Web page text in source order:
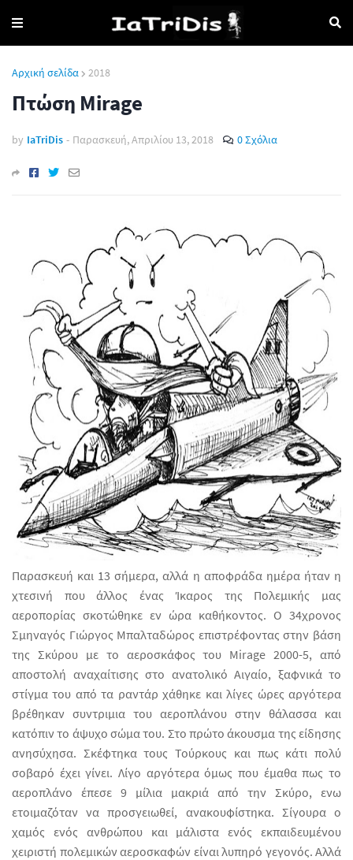
Αρχική σελίδα 2018
Πτώση Mirage
by IaTriDis - Παρασκευή, Απριλίου 13, 2018 0 Σχόλια
Παρασκευή και 13 σήμερα, αλλά η αποφράδα ημέρα ήταν η
χτεσινή που άλλος ένας Ίκαρος της Πολεμικής μας
αεροπορίας σκοτώθηκε εν ώρα καθήκοντος. Ο 34χρονος
Σμηναγός Γιώργος Μπαλταδώρος επιστρέφοντας στην βάση
της Σκύρου με το αεροσκάφος του Mirage 2000-5, από
αποστολή αναχαίτισης στο ανατολικό Αιγαίο, ξαφνικά το
στίγμα του από τα ραντάρ χάθηκε και λίγες ώρες αργότερα
βρέθηκαν συντριμια του αεροπλάνου στην θάλασσα και
κατόπιν το άψυχο σώμα του. Στο πρώτο άκουσμα της είδησης
ανησύχησα. Σκέφτηκα τους Τούρκους και πως κάτι πολύ
σοβαρό έχει γίνει. Λίγο αργότερα όμως που έμαθα πως το
αεροπλάνο έπεσε 9 μίλια μακριά από την Σκύρο, ενω
ετοιμαζόταν να προσγειωθεί, ανακουφίστηκα. Σίγουρα ο
χαμός ενός ανθρώπου και μάλιστα ενός εκπαιδευμένου
χειριστή πολεμικών αεροσκαφών είναι λυπηρό γεγονός. Αλλά